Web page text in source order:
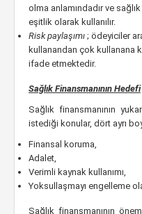
olma anlamındadır ve
eşitlik olarak kullanılır.
Risk paylaşımı ; ödeyiciler
kullanandan çok kullanana
ifade etmektedir.
Sağlık Finansmanının Hedefi
Sağlık finansmanının
istediği konular, dört ayrı
Finansal koruma,
Adalet,
Verimli kaynak kullanımı,
Yoksullaşmayı engelleme
Sağlık finansmanının